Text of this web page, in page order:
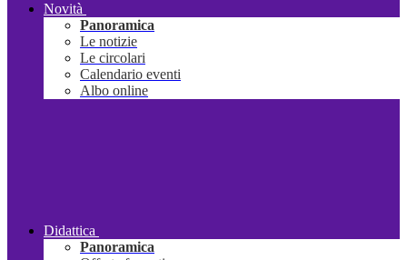
Novità
Panoramica
Le notizie
Le circolari
Calendario eventi
Albo online
Didattica
Panoramica